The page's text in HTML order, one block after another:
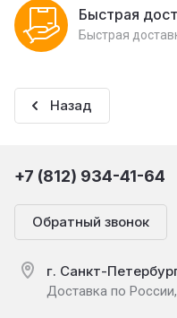
Быстрая
Быстрая
Назад
+7 (812) 934-41-64
Обратный звонок
г. Санкт-
Доставка по